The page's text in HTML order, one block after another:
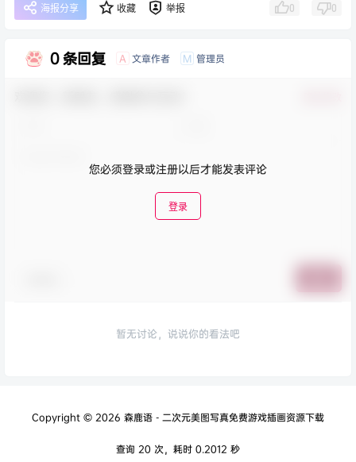
海报分享 收藏 举报 0 0
0 条回复 A 文章作者 M 管理员
您必须登录或注册以后才能发表评论
登录
暂无讨论，说说你的看法吧
Copyright © 2026 森鹿语 - 二次元美图写真免费游戏插画资源下载
查询 20 次，耗时 0.2012 秒